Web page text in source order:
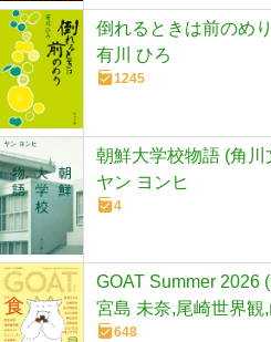
倒れるときは前のめ
有川 ひろ
1245
朝鮮大学校物語 (角川
ヤン ヨンヒ
4
GOAT Summer 2026
宮島 未奈,尾崎世界観
648